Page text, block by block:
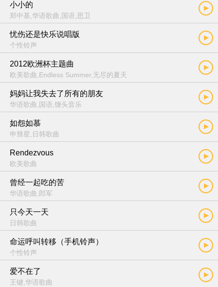
小小的
郑中基,华语歌曲,国语,思卫
忧伤还是快乐说唱版
个性铃声
2012欧洲杯主题曲
欧美歌曲,Endless Summer,无尽的夏天
妈妈让我失去了所有的朋友
华语歌曲,国语,馒头音乐
如怨如慕
申彗星,日韩歌曲
Rendezvous
欧美歌曲
曾经一起吃的苦
华语歌曲,郎军
只今天一天
日韩歌曲
命运呼叫转移（手机铃声）
个性铃声
爱不在了
王键,华语歌曲